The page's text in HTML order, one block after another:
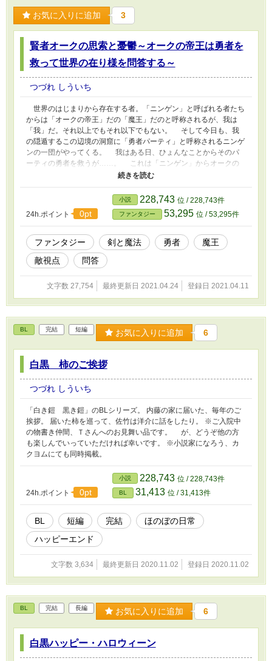
お気に入りに追加 3
賢者オークの思索と憂鬱～オークの帝王は勇者を
救って世界の在り様を問答する～
つづれ しういち
世界のはじまりから存在する者。「ニンゲン」と呼ばれる者たち
からは「オークの帝王」だの「魔王」だのと呼称されるが、我は
「我」だ。それ以上でもそれ以下でもない。 そして今日も、我
の隠遁するこの辺境の洞窟に「勇者パーティ」と呼称されるニンゲ
ンの一団がやってくる。 我はある日、ひょんなことからそのパ
ーティの勇者を救うが……。 これは「ニンゲン」からオークの
帝王また魔王と呼ばれ、何かといえば討伐されそうになる存在の思
付き合いくださいませ。 ※小説家になろう・カクヨムにても同時
24h.ポイント
0pt
小説 228,743 位 / 228,743件
ファンタジー 53,295 位 / 53,295件
ファンタジー 剣と魔法 勇者
魔王
敵視点
問答
文字数 27,754 最終更新日 2021.04.24 登録日 2021.04.11
BL 完結 短編 お気に入りに追加 6
白黒 柿のご挨拶
つづれ しういち
「白き鎧 黒き鎧」のBLシリーズ。 内藤の家に届いた、毎年のご
挨拶。 届いた柿を巡って、佐竹は洋介に話をしたり。 ※ご入院中
の物書き仲間、Ｔさんへのお見舞い品です。 が、どうぞ他の方
も楽しんでいっていただければ幸いです。 ※小説家になろう、カ
クヨムにても同時掲載。
24h.ポイント 0pt
小説 228,743 位 / 228,743件
BL 31,413 位 / 31,413件
BL 短編 完結
ほのぼの日常
ハッピーエンド
文字数 3,634 最終更新日 2020.11.02 登録日 2020.11.02
BL 完結 長編 お気に入りに追加 6
白黒ハッピー・ハロウィーン